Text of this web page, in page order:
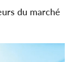
du marché